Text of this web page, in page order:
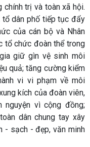
chính trị và toàn xã hội.
tổ dân phố tiếp tục đẩy
của cán bộ và Nhân
tổ chức đoàn thể trong
giữ gìn vệ sinh môi
quả; tăng cường kiểm
vi vi phạm về môi
kích của đoàn viên,
nguyện vì cộng đồng;
dân chung tay xây
- sạch - đẹp, văn minh